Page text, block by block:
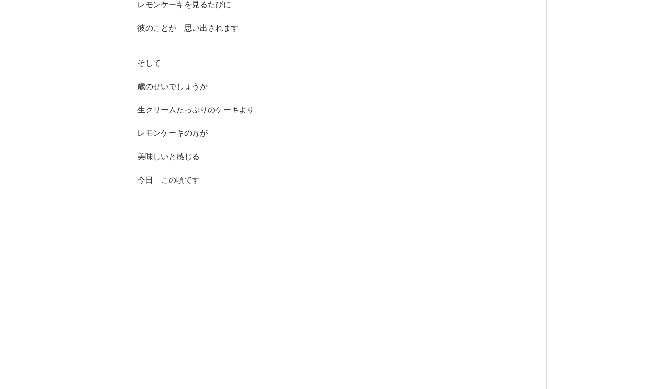
レモンケーキを見るたびに
彼のことが　思い出されます
そして
歳のせいでしょうか
生クリームたっぷりのケーキより
レモンケーキの方が
美味しいと感じる
今日　この頃です